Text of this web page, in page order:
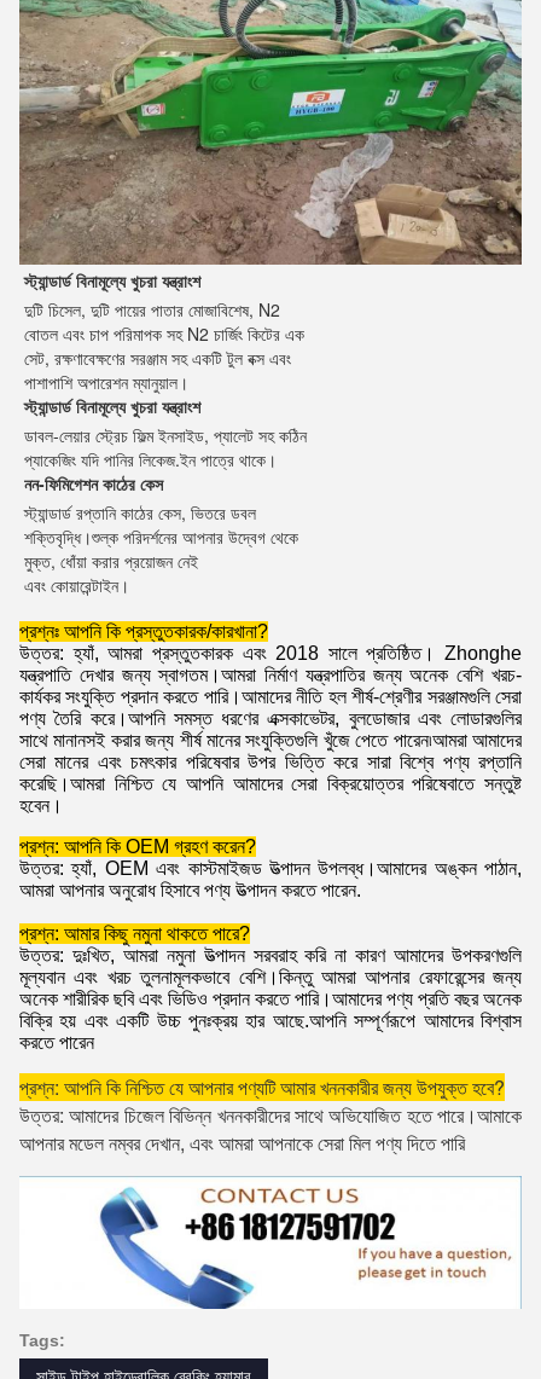
স্ট্যান্ডার্ড বিনামূল্যে খুচরা যন্ত্রাংশ
দুটি চিসেল, দুটি পায়ের পাতার মোজাবিশেষ, N2
বোতল এবং চাপ পরিমাপক সহ N2 চার্জিং কিটের এক
সেট, রক্ষণাবেক্ষণের সরঞ্জাম সহ একটি টুল বক্স এবং
পাশাপাশি অপারেশন ম্যানুয়াল।
স্ট্যান্ডার্ড বিনামূল্যে খুচরা যন্ত্রাংশ
ডাবল-লেয়ার স্ট্রেচ ফিল্ম ইনসাইড, প্যালেট সহ কঠিন
প্যাকেজিং যদি পানির লিকেজ.ইন পাত্রে থাকে।
নন-ফিমিগেশন কাঠের কেস
স্ট্যান্ডার্ড রপ্তানি কাঠের কেস, ভিতরে ডবল
শক্তিবৃদ্ধি।শুল্ক পরিদর্শনের আপনার উদ্বেগ থেকে
মুক্ত, ধোঁয়া করার প্রয়োজন নেই
এবং কোয়ারেন্টাইন।
প্রশ্নঃ আপনি কি প্রস্তুতকারক/কারখানা?
উত্তর: হ্যাঁ, আমরা প্রস্তুতকারক এবং 2018 সালে প্রতিষ্ঠিত। Zhonghe
যন্ত্রপাতি দেখার জন্য স্বাগতম।আমরা নির্মাণ যন্ত্রপাতির জন্য অনেক বেশি খরচ-
কার্যকর সংযুক্তি প্রদান করতে পারি।আমাদের নীতি হল শীর্ষ-শ্রেণীর সরঞ্জামগুলি সেরা
পণ্য তৈরি করে।আপনি সমস্ত ধরণের এক্সকাভেটর, বুলডোজার এবং লোডারগুলির
সাথে মানানসই করার জন্য শীর্ষ মানের সংযুক্তিগুলি খুঁজে পেতে পারেন৷আমরা আমাদের
সেরা মানের এবং চমৎকার পরিষেবার উপর ভিত্তি করে সারা বিশ্বে পণ্য রপ্তানি
করেছি।আমরা নিশ্চিত যে আপনি আমাদের সেরা বিক্রয়োত্তর পরিষেবাতে সন্তুষ্ট
হবেন।
প্রশ্ন: আপনি কি OEM গ্রহণ করেন?
উত্তর: হ্যাঁ, OEM এবং কাস্টমাইজড উত্পাদন উপলব্ধ।আমাদের অঙ্কন পাঠান,
আমরা আপনার অনুরোধ হিসাবে পণ্য উত্পাদন করতে পারেন.
প্রশ্ন: আমার কিছু নমুনা থাকতে পারে?
উত্তর: দুঃখিত, আমরা নমুনা উত্পাদন সরবরাহ করি না কারণ আমাদের উপকরণগুলি
মূল্যবান এবং খরচ তুলনামূলকভাবে বেশি।কিন্তু আমরা আপনার রেফারেন্সের জন্য
অনেক শারীরিক ছবি এবং ভিডিও প্রদান করতে পারি।আমাদের পণ্য প্রতি বছর অনেক
বিক্রি হয় এবং একটি উচ্চ পুনঃক্রয় হার আছে.আপনি সম্পূর্ণরূপে আমাদের বিশ্বাস
করতে পারেন
প্রশ্ন: আপনি কি নিশ্চিত যে আপনার পণ্যটি আমার খননকারীর জন্য উপযুক্ত হবে?
উত্তর: আমাদের চিজেল বিভিন্ন খননকারীদের সাথে অভিযোজিত হতে পারে।আমাকে
আপনার মডেল নম্বর দেখান, এবং আমরা আপনাকে সেরা মিল পণ্য দিতে পারি
Tags: